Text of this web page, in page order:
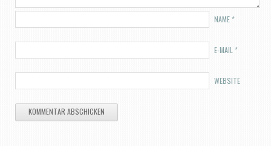
NAME*
E-MAIL *
WEBSITE